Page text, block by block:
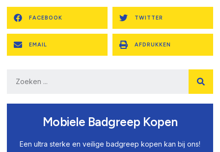
FACEBOOK TWITTER
EMAIL AFDRUKKEN
Mobiele Badgreep Kopen
Een ultra sterke en veilige badgreep kopen kan bij ons!